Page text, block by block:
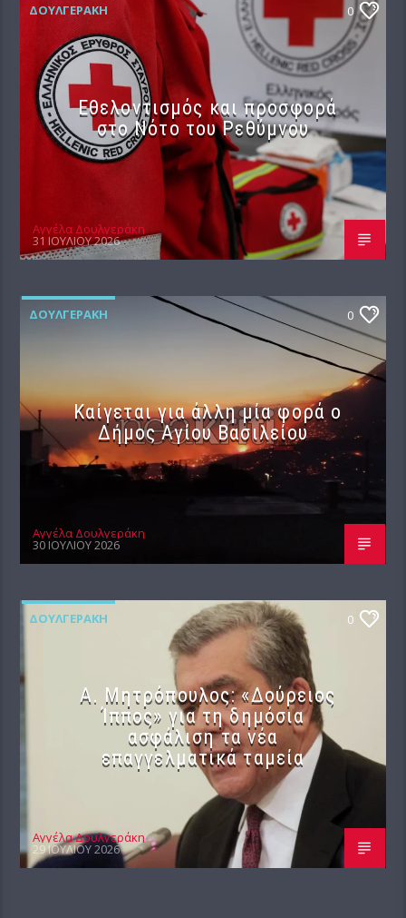
ΔΟΥΛΓΕΡΆΚΗ 0
Εθελοντισμός και προσφορά
στο Νότο του Ρεθύμνου
Αγγέλα Δουλγεράκη
31 ΙΟΥΛΊΟΥ 2026
ΔΟΥΛΓΕΡΆΚΗ 0
Καίγεται για άλλη μία φορά ο
Δήμος Αγίου Βασιλείου
Αγγέλα Δουλγεράκη
30 ΙΟΥΛΊΟΥ 2026
ΔΟΥΛΓΕΡΆΚΗ 0
Α. Μητρόπουλος: «Δούρειος
Ίππος» για τη δημόσια
ασφάλιση τα νέα
επαγγελματικά ταμεία
Αγγέλα Δουλγεράκη
29 ΙΟΥΛΊΟΥ 2026